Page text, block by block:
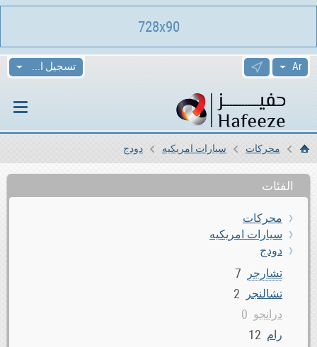
تسجيل الدخول
الرئيسيةمحركات سيارات امريكيه دودج
الفئات
محركات
سيارات امريكيه
دودج
تشارجر
7
تشالنجر 2
درانجو 0
رام 12
728x90